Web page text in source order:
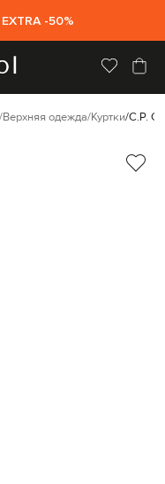
-50%
Верхняя одежда Куртки C.P.